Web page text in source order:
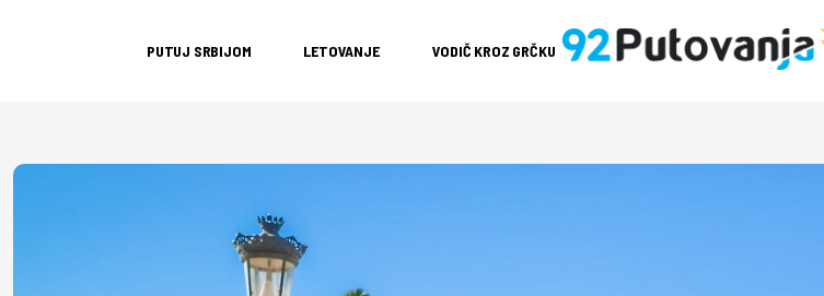
PUTUJ SRBIJOM LETOVANJE VODIČ KROZ GRČKU